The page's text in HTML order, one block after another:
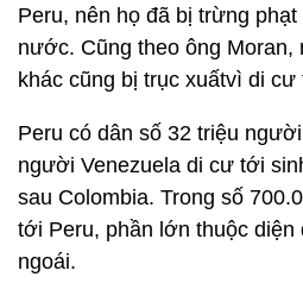
Peru, nên họ đã bị trừng
nước. Cũng theo ông
khác cũng bị trục xuấtvì di
Peru có dân số 32 triệu
người Venezuela di cư tới
sau Colombia. Trong số
tới Peru, phần lớn thuộc diện
ngoái.